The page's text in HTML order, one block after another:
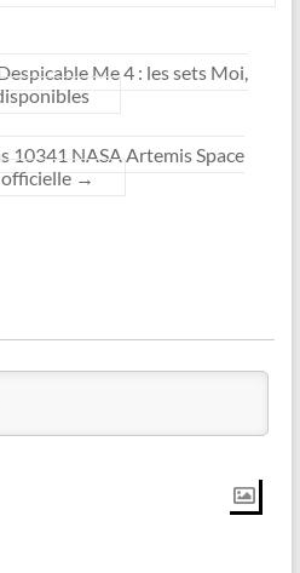
Me 4 : les sets Moi,
10341 NASA Artemis Space
officielle →